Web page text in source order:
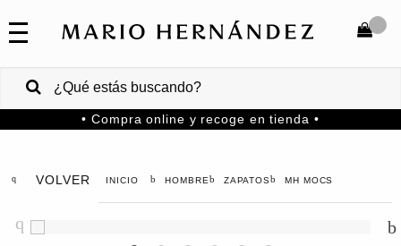
COLECCIONES
VENTAS
CORPORATIVAS
COMPRAR
• Compra online y recoge en tienda •
VOLVER HOMBRE ZAPATOS MH MOCS